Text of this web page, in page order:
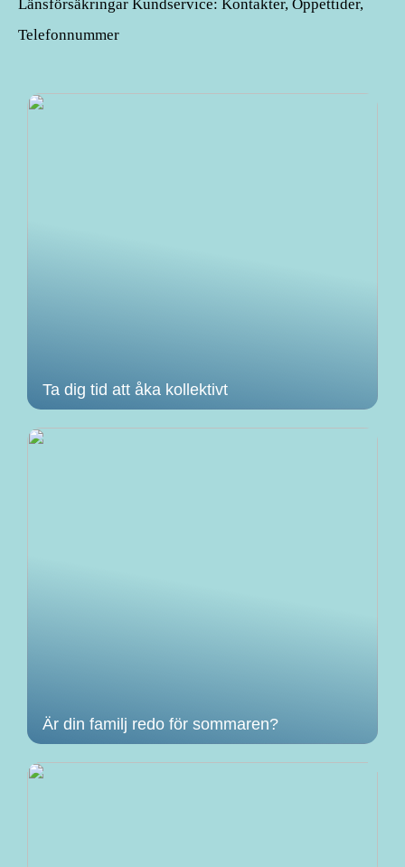
Länsförsäkringar Kundservice: Kontakter, Öppettider,
Telefonnummer
Ta dig tid att åka kollektivt
Är din familj redo för sommaren?